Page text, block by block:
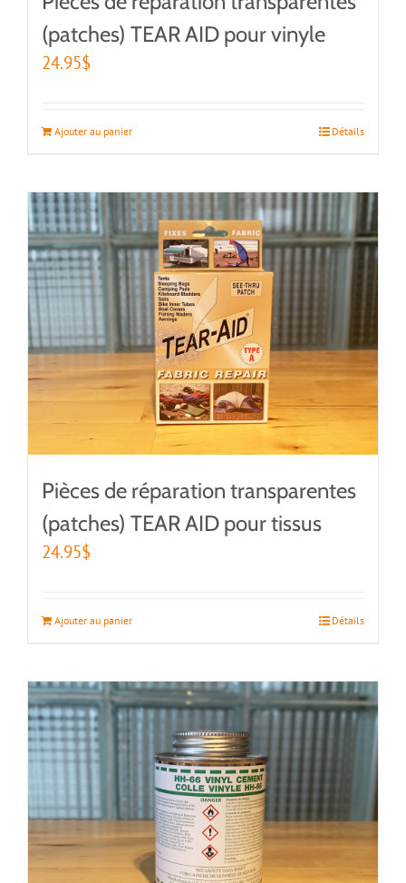
(patches) TEAR AID pour vinyle
24.95$
Ajouter au panier Détails
Pièces de réparation transparentes
(patches) TEAR AID pour tissus
24.95$
Ajouter au panier Détails